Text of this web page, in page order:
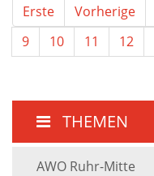
Erste Vorherige
9
10 11 12
THEMEN
AWO Ruhr-Mitte